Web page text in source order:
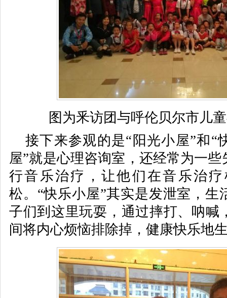
图为釆访团与呼伦贝尔市儿
接下来参观的是“阳光小屋”和“
屋”就是心理咨询室，还经常为一
行音乐治疗，让他们在音乐治
松。“快乐小屋”其实是发泄室，生
子们到这里玩耍，通过摔打、呐喊
间将内心烦恼排除掉，健康快乐地